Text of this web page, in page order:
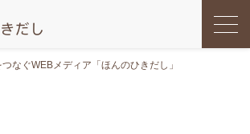
なぐWEBメディア「ほんのひきだし」